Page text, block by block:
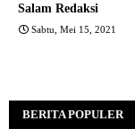
Salam Redaksi
Sabtu, Mei 15, 2021
BERITA POPULER